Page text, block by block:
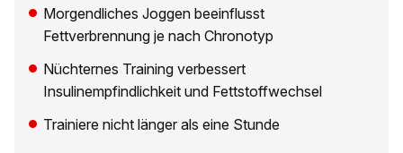
Morgendliches Joggen beeinflusst
Fettverbrennung je nach Chronotyp
Nüchternes Training verbessert
Insulinempfindlichkeit und Fettstoffwechsel
Trainiere nicht länger als eine Stunde